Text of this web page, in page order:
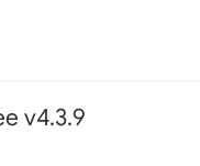
v4.3.9